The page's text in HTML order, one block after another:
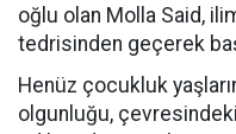
oğlu olan Molla Said,
tedrisinden geçerek
Henüz çocukluk
olgunluğu,